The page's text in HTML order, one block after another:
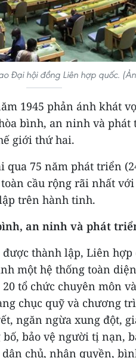
Đại hội đồng Liên hợp quốc.
1945 phản ánh khát
bình, an ninh và
giới thứ hai.
75 năm phát triển
cầu rộng rãi nhất
trên hành tinh.
an ninh và phát
thành lập, Liên hợp
một hệ thống toàn
tổ chức chuyên môn
chục quỹ và chương
ngăn ngừa xung đột,
bảo vệ người tị nạn,
chủ, nhân quyền,